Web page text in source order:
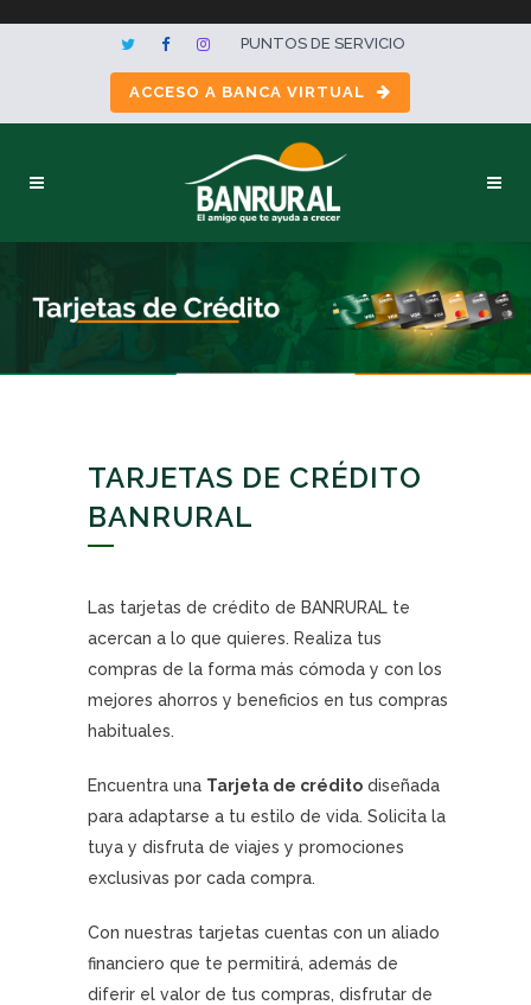
PUNTOS DE SERVICIO
ACCESO A BANCA VIRTUAL
TARJETAS DE CRÉDITO
BANRURAL
Las tarjetas de crédito de BANRURAL te
acercan a lo que quieres. Realiza tus
compras de la forma más cómoda y con los
mejores ahorros y beneficios en tus compras
habituales.
Encuentra una Tarjeta de crédito diseñada
para adaptarse a tu estilo de vida. Solicita la
tuya y disfruta de viajes y promociones
exclusivas por cada compra.
Con nuestras tarjetas cuentas con un aliado
financiero que te permitirá, además de
diferir el valor de tus compras, disfrutar de